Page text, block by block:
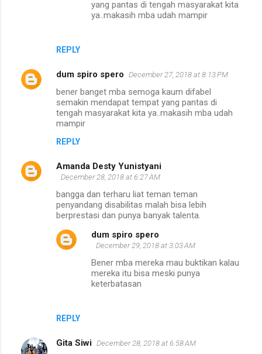
REPLY
yang pantas di tengah masyarakat kita
ya..makasih mba udah mampir
dum spiro spero December 27, 2018 at 8:13 PM
bener banget mba semoga kaum difabel
semakin mendapat tempat yang pantas di
tengah masyarakat kita ya..makasih mba udah
mampir
REPLY
Amanda Desty Yunistyani
December 28, 2018 at 6:27 AM
bangga dan terharu liat teman teman
penyandang disabilitas malah bisa lebih
berprestasi dan punya banyak talenta.
REPLY
dum spiro spero
December 29, 2018 at 3:03 AM
Bener mba mereka mau buktikan kalau
mereka itu bisa meski punya
keterbatasan
Gita Siwi December 28, 2018 at 6:58 AM